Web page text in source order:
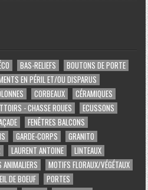
BAS-RELIEFS
BOUTONS DE PORTE
EN PÉRIL ET/OU DISPARUS
CORBEAUX
CÉRAMIQUES
- CHASSE ROUES
ECUSSONS
FENÊTRES BALCONS
GARDE-CORPS
GRANITO
LAURENT ANTOINE
LINTEAUX
ANIMALIERS
MOTIFS FLORAUX/VÉGÉTAUX
DE BOEUF
PORTES